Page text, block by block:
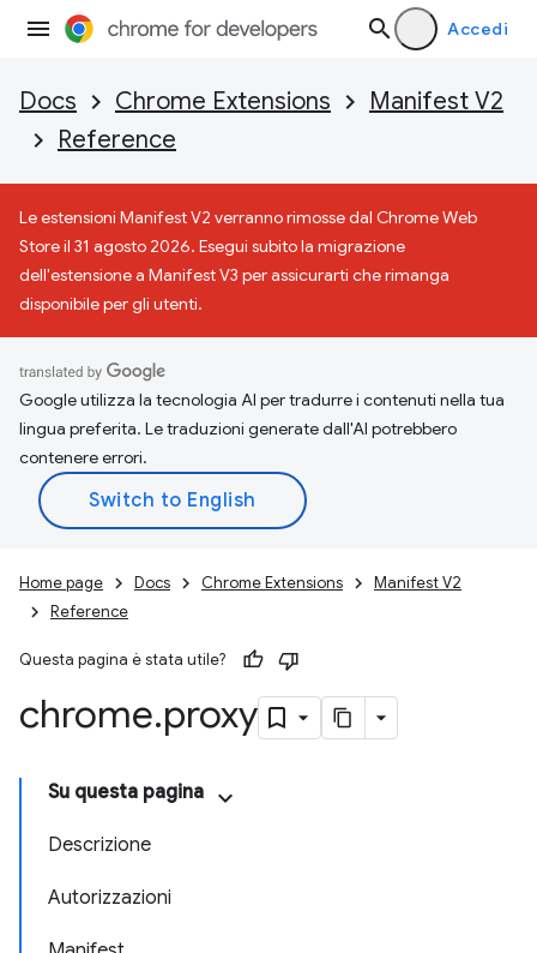
Accedi
Docs Chrome Extensions
Manifest V2
Reference
Le estensioni Manifest V2 verranno rimosse dal Chrome Web
Store il 31 agosto 2026. Esegui subito la migrazione
dell'estensione a Manifest V3 per assicurarti che rimanga
disponibile per gli utenti.
Google utilizza la tecnologia AI per tradurre i contenuti nella tua
lingua preferita. Le traduzioni generate dall'AI potrebbero
contenere errori.
Home page Docs Chrome Extensions
Manifest V2
Reference
Questa pagina è stata utile?
chrome.proxy
Su questa pagina
Descrizione
Autorizzazioni